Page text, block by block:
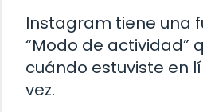
Instagram tiene una
“Modo de actividad”
cuándo estuviste en
vez.